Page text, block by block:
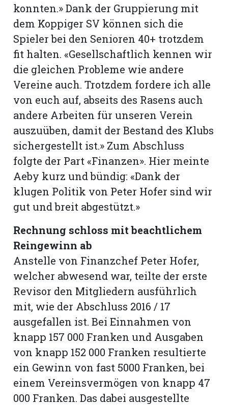
konnten.» Dank der Gruppierung mit
dem Koppiger SV können sich die
Spieler bei den Senioren 40+ trotzdem
fit halten. «Gesellschaftlich kennen wir
die gleichen Probleme wie andere
Vereine auch. Trotzdem fordere ich alle
von euch auf, abseits des Rasens auch
andere Arbeiten für unseren Verein
auszuüben, damit der Bestand des Klubs
sichergestellt ist.» Zum Abschluss
folgte der Part «Finanzen». Hier meinte
Aeby kurz und bündig: «Dank der
klugen Politik von Peter Hofer sind wir
gut und breit abgestützt.»
Rechnung schloss mit beachtlichem
Reingewinn ab
Anstelle von Finanzchef Peter Hofer,
welcher abwesend war, teilte der erste
Revisor den Mitgliedern ausführlich
mit, wie der Abschluss 2016 / 17
ausgefallen ist. Bei Einnahmen von
knapp 157 000 Franken und Ausgaben
von knapp 152 000 Franken resultierte
ein Gewinn von fast 5000 Franken, bei
einem Vereinsvermögen von knapp 47
000 Franken. Das dabei ausgestellte